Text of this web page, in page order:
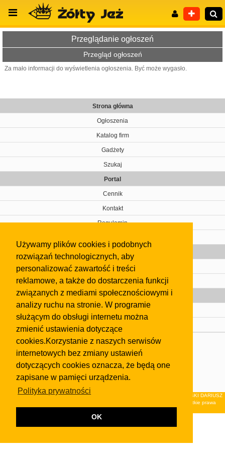
Używamy plików cookies i podobnych
rozwiązań technologicznych, aby
personalizować zawartość i treści
reklamowe, a także do dostarczenia funkcji
związanych z mediami społecznościowymi i
analizy ruchu na stronie. W programie
służącym do obsługi internetu można
zmienić ustawienia dotyczące
cookies.Korzystanie z naszych serwisów
internetowych bez zmiany ustawień
dotyczących cookies oznacza, że będą one
zapisane w pamięci urządzenia.
Polityka prywatności
OK
Przeglądanie ogłoszeń
Przegląd ogłoszeń
Za mało informacji do wyświetlenia ogłoszenia. Być może wygasło.
Strona główna
Ogłoszenia
Katalog firm
Gadżety
Szukaj
Portal
Cennik
Kontakt
Regulamin
Gazeta
Olkusz
Kontakt
Strefa dla biznesu
Biura nieruchomości
Dealerzy i autokomisy
Skontaktuj się z nami
regulaminuiPolityki Prywatności.
Klauzula FB
© 2026Wydawnictwo NEON sp. z o.o. (dawniej: FIRMA NEON MAREK KLUCZEWSKI DARIUSZ
KRAWCZYK s.c.) z siedzibą w Olkuszu, ul.Żuradzka 15, 32-300 Olkusz . Wszystkie prawa